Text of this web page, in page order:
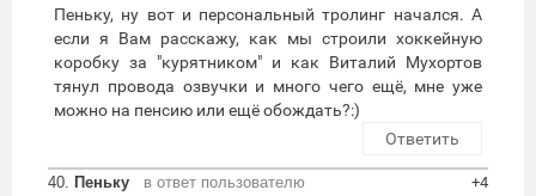
Пеньку, ну вот и персональный тролинг начался. А
если я Вам расскажу, как мы строили хоккейную
коробку за "курятником" и как Виталий Мухортов
тянул провода озвучки и много чего ещё, мне уже
можно на пенсию или ещё обождать?:)
Ответить
40. Пеньку
в ответ пользователю
+4